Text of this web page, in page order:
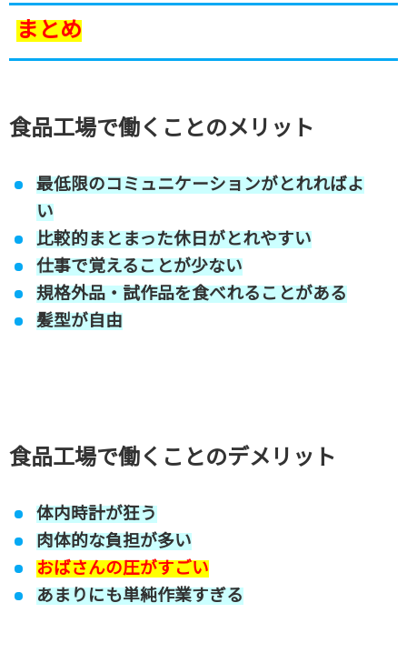
まとめ
食品工場で働くことのメリット
最低限のコミュニケーションがとれればよ
い
比較的まとまった休日がとれやすい
仕事で覚えることが少ない
規格外品・試作品を食べれることがある
髪型が自由
食品工場で働くことのデメリット
体内時計が狂う
肉体的な負担が多い
おばさんの圧がすごい
あまりにも単純作業すぎる